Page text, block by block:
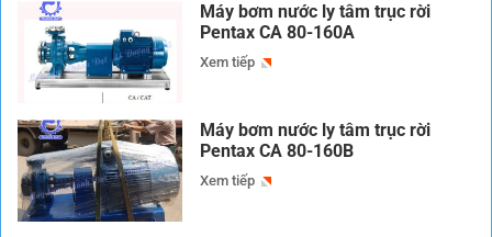
Máy bơm nước ly tâm trục rời
Pentax CA 80-160A
Xem tiếp
Máy bơm nước ly tâm trục rời
Pentax CA 80-160B
Xem tiếp